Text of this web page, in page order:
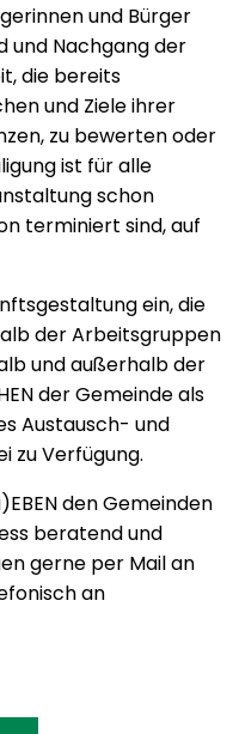
und Bürger
und Nachgang der
die bereits
und Ziele ihrer
zu bewerten oder
ist für alle
schon
terminiert sind, auf
ein, die
der Arbeitsgruppen
und außerhalb der
der Gemeinde als
Austausch- und
zu Verfügung.
den Gemeinden
beratend und
gerne per Mail an
an